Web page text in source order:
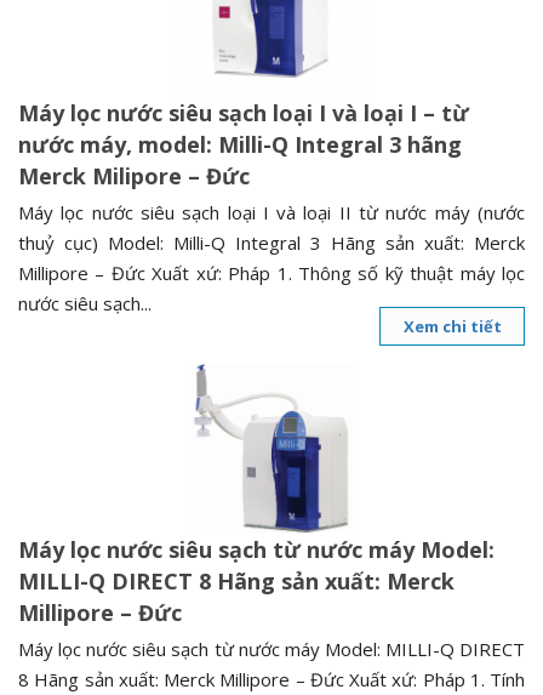
a
t
o
n
Máy lọc nước siêu sạch loại I và loại I – từ
nước máy, model: Milli-Q Integral 3 hãng
Merck Milipore – Đức
Máy lọc nước siêu sạch loại I và loại II từ nước máy (nước
thuỷ cục) Model: Milli-Q Integral 3 Hãng sản xuất: Merck
Millipore – Đức Xuất xứ: Pháp 1. Thông số kỹ thuật máy lọc
nước siêu sạch...
Xem chi tiết
Máy lọc nước siêu sạch từ nước máy Model:
MILLI-Q DIRECT 8 Hãng sản xuất: Merck
Millipore – Đức
Máy lọc nước siêu sạch từ nước máy Model: MILLI-Q DIRECT
8 Hãng sản xuất: Merck Millipore – Đức Xuất xứ: Pháp 1. Tính